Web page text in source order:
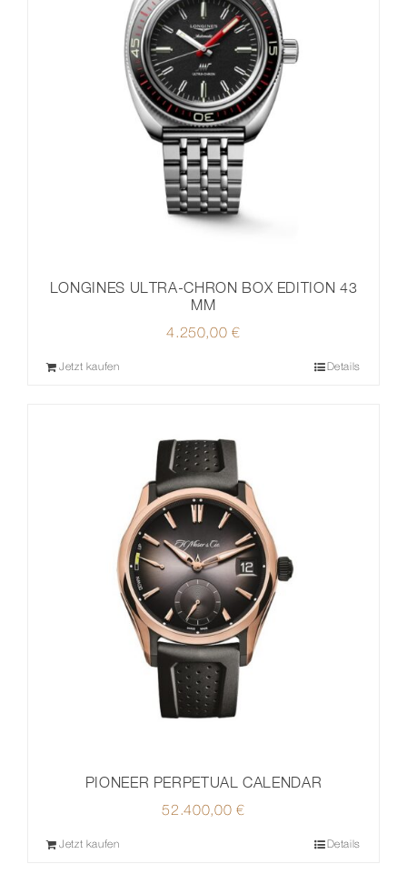
LONGINES ULTRA-CHRON BOX EDITION 43
MM
4.250,00€
Jetzt kaufen Details
PIONEER PERPETUAL CALENDAR
52.400,00 €
Jetzt kaufen Details